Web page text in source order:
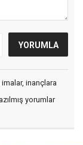
inançlara
yorumlar